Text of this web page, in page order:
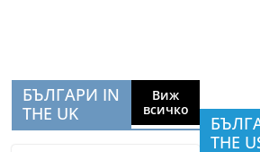
БЪЛГАРИ IN
THE UK
Виж
всичко
THE